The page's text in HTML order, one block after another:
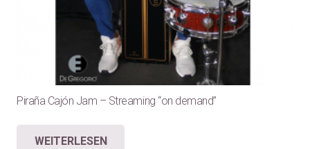
Piraña Cajón Jam – Streaming “on demand”
WEITERLESEN